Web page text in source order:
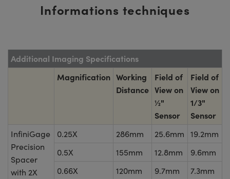
Informations techniques
Additional Imaging Specifications
Magnification Working
Distance
Field of
View on
½"
Sensor
Field of
View on
1/3"
Sensor
InfiniGage
Precision
Spacer
with 2X
0.25X 286mm 25.6mm
19.2mm
0.5X
155mm 12.8mm
9.6mm
0.66X
120mm 9.7mm
7.3mm